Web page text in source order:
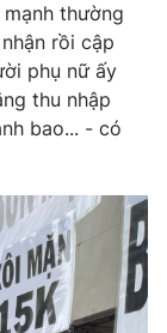
thường
rồi cập
phụ nữ ấy
thu nhập
bao... - có